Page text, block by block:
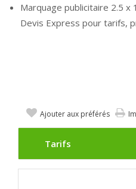
Marquage publicitaire 2.5 x
Devis Express pour tarifs,
Ajouter aux préférés
Tarifs